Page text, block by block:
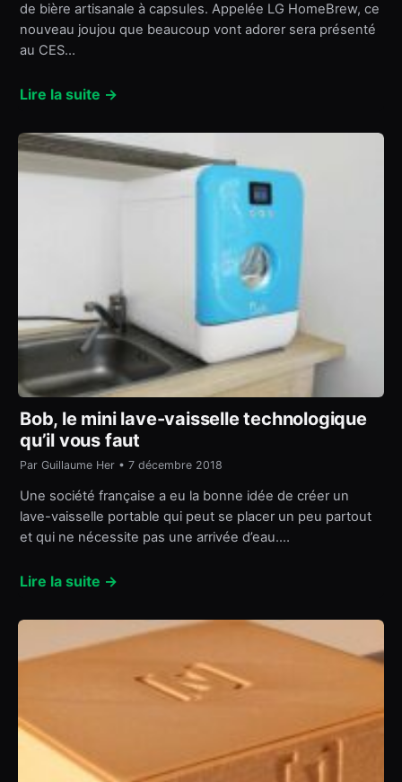
de bière artisanale à capsules. Appelée LG HomeBrew, ce
nouveau joujou que beaucoup vont adorer sera présenté
au CES…
Lire la suite →
Bob, le mini lave-vaisselle technologique
qu’il vous faut
Par Guillaume Her • 7 décembre 2018
Une société française a eu la bonne idée de créer un
lave-vaisselle portable qui peut se placer un peu partout
et qui ne nécessite pas une arrivée d’eau.…
Lire la suite →